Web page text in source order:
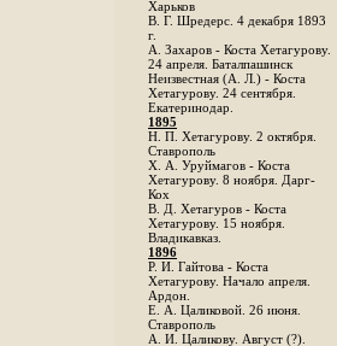
Харьков
B. Г. Шредерс. 4 декабря 1893
г.
А. Захаров - Коста Хетагурову.
24 апреля. Баталпашинск
Неизвестная (А. Л.) - Коста
Хетагурову. 24 сентября.
Екатеринодар.
1895
Н. П. Хетагурову. 2 октября.
Ставрополь
X. А. Уруймагов - Коста
Хетагурову. 8 ноября. Дарг-
Кох
В. Д. Хетагуров - Коста
Хетагурову. 15 ноября.
Владикавказ.
1896
Р. И. Гайтова - Коста
Хетагурову. Начало апреля.
Ардон.
Е. А. Цаликовой. 26 июня.
Ставрополь
А. И. Цаликову. Август (?).